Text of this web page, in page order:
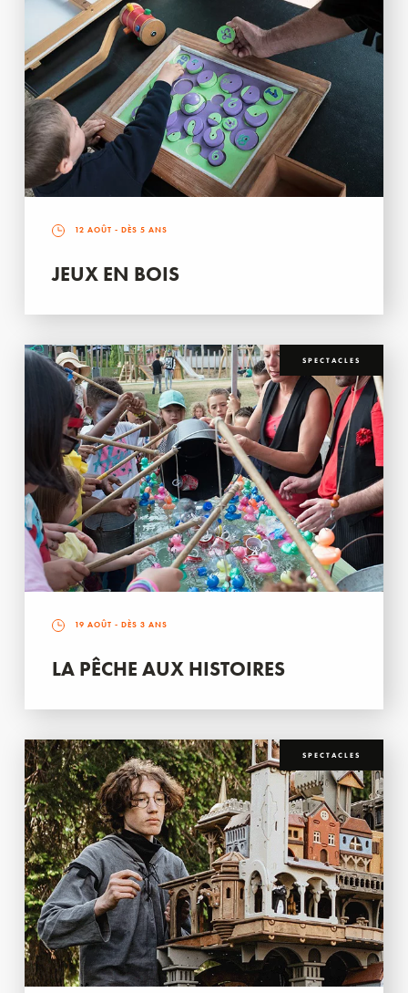
12 AOÛT - DÈS 5 ANS
JEUX EN BOIS
SPECTACLES
19 AOÛT - DÈS 3 ANS
LA PÊCHE AUX HISTOIRES
SPECTACLES